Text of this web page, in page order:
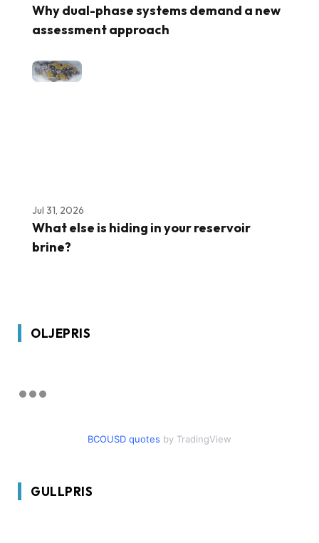
Why dual-phase systems demand a new
assessment approach
Jul 31, 2026
What else is hiding in your reservoir
brine?
OLJEPRIS
BCOUSD quotes by TradingView
GULLPRIS